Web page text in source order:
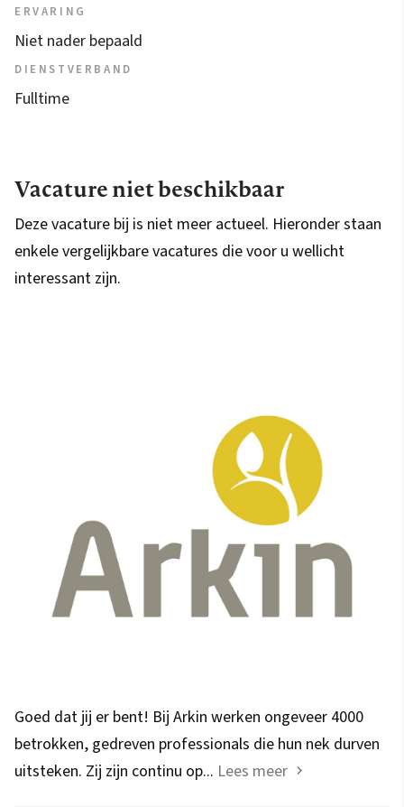
ERVARING
Niet nader bepaald
DIENSTVERBAND
Fulltime
Vacature niet beschikbaar
Deze vacature bij is niet meer actueel. Hieronder staan
enkele vergelijkbare vacatures die voor u wellicht
interessant zijn.
Goed dat jij er bent! Bij Arkin werken ongeveer 4000
betrokken, gedreven professionals die hun nek durven
uitsteken. Zij zijn continu op... Lees meer